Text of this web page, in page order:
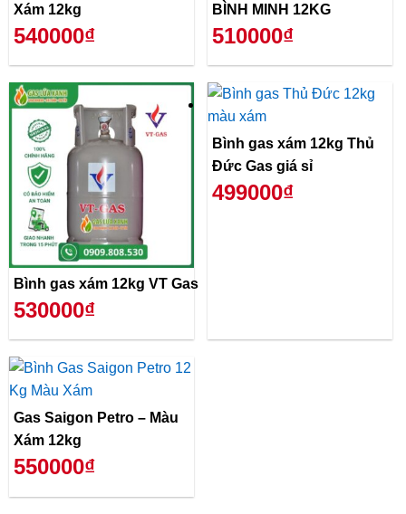
Xám 12kg
540000₫
BÌNH MINH 12KG
510000₫
Bình gas xám 12kg VT Gas
530000₫
Bình gas xám 12kg Thủ
Đức Gas giá sỉ
499000₫
Gas Saigon Petro – Màu
Xám 12kg
550000₫